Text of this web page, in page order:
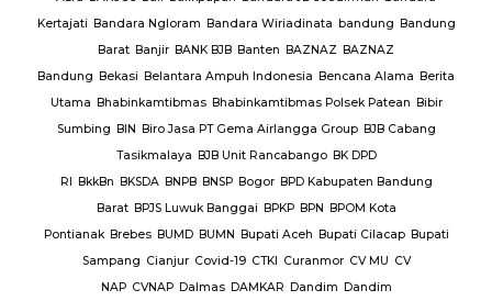
Kertajati Bandara Ngloram Bandara Wiriadinata bandung Bandung
Barat Banjir BANK BJB Banten BAZNAZ BAZNAZ
Bandung Bekasi Belantara Ampuh Indonesia Bencana Alama Berita
Utama Bhabinkamtibmas Bhabinkamtibmas Polsek Patean Bibir
Sumbing BIN Biro Jasa PT Gema Airlangga Group BJB Cabang
Tasikmalaya BJB Unit Rancabango BK DPD
RI BkkBn BKSDA BNPB BNSP Bogor BPD Kabupaten Bandung
Barat BPJS Luwuk Banggai BPKP BPN BPOM Kota
Pontianak Brebes BUMD BUMN Bupati Aceh Bupati Cilacap Bupati
Sampang Cianjur Covid-19 CTKI Curanmor CV MU CV
NAP CVNAP Dalmas DAMKAR Dandim Dandim